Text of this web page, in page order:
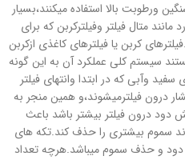
ورطوبت بالا استفاده میکنند،بسیار
متال فیلتر وفیلترکربن که برای
کربن یا فیلترهای کاغذی ازکربن
سیستم کلی عملکرد آن به این گونه
وآبی که در ابتدا وانتهای فیلتر
درون فیلترمیشوند،و همین منجر به
درون فیلتر بیشتر باشد باعث
سموم بیشتری را حذف کند.تکه های
و حذف سموم میباشد.هرچه تعداد